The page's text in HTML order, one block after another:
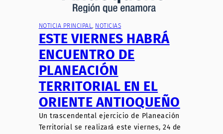
NOTICIA PRINCIPAL, NOTICIAS
ESTE VIERNES HABRÁ
ENCUENTRO DE
PLANEACIÓN
TERRITORIAL EN EL
ORIENTE ANTIOQUEÑO
Un trascendental ejercicio de Planeación
Territorial se realizará este viernes, 24 de